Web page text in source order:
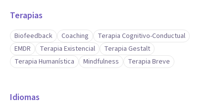
Terapias
Biofeedback Coaching
Terapia Cognitivo-Conductual
EMDR
Terapia Existencial
Terapia Gestalt
Terapia Humanística
Mindfulness Terapia Breve
Idiomas